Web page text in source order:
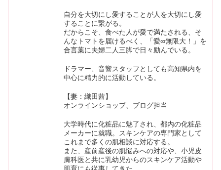
自分を大切にし愛することが人を大切にし愛
することに繋がる。
だからこそ、食べた人が愛で満たされる、そ
んなトマトを届けるべく、「愛∞無限大！」を
合言葉に夫婦二人三脚で日々励んでいる。
ドラマー、音響スタッフとしても高知県内を
中心に精力的に活動している。
【妻：織田茜】
オンラインショップ、ブログ担当
大学時代に化粧品に魅了され、都内の化粧品
メーカーに就職。スキンケアの専門家として
これまで多くの肌相談に対応する。
また、産前産後の肌悩みへの対応や、小児皮
膚科医と共に乳幼児からのスキンケア活動や